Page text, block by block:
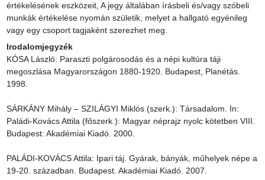
értékelésének eszközeit, A jegy általában írásbeli és/vagy szóbeli
munkák értékelése nyomán születik, melyet a hallgató egyénileg
vagy egy csoport tagjaként szerezhet meg.
Irodalomjegyzék
KÓSA László: Paraszti polgárosodás és a népi kultúra táji
megoszlása Magyarországon 1880-1920. Budapest, Planétás.
1998.
SÁRKÁNY Mihály – SZILÁGYI Miklós (szerk.): Társadalom. In:
Paládi-Kovács Attila (főszerk.): Magyar néprajz nyolc kötetben VIII.
Budapest: Akadémiai Kiadó. 2000.
PALÁDI-KOVÁCS Attila: Ipari táj. Gyárak, bányák, műhelyek népe a
19-20. században. Budapest. Akadémiai Kiadó. 2007.